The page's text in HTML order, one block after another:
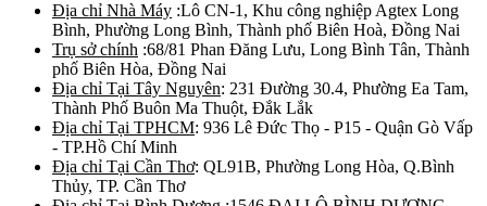
Địa chỉ Nhà Máy :Lô CN-1, Khu công nghiệp Agtex Long
Bình, Phường Long Bình, Thành phố Biên Hoà, Đồng Nai
Trụ sở chính :68/81 Phan Đăng Lưu, Long Bình Tân, Thành
phố Biên Hòa, Đồng Nai
Địa chỉ Tại Tây Nguyên: 231 Đường 30.4, Phường Ea Tam,
Thành Phố Buôn Ma Thuột, Đắk Lắk
Địa chỉ Tại TPHCM: 936 Lê Đức Thọ - P15 - Quận Gò Vấp
- TP.Hồ Chí Minh
Địa chỉ Tại Cần Thơ: QL91B, Phường Long Hòa, Q.Bình
Thủy, TP. Cần Thơ